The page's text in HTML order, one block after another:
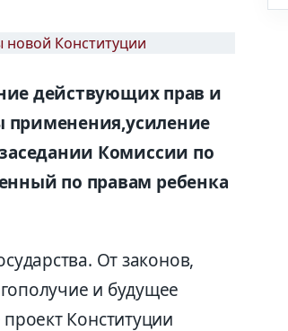
действующих прав и
применения,усиление
Комиссии по
по правам ребенка
От законов,
и будущее
Конституции